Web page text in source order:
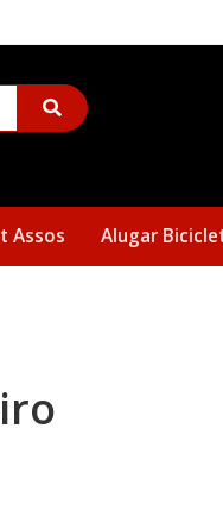
Assos Alugar